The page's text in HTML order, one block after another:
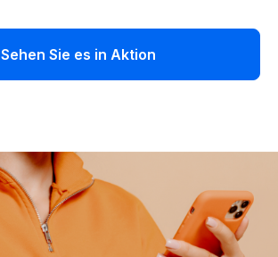
Sehen Sie es in Aktion